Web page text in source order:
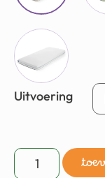
Uitvoering